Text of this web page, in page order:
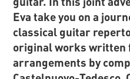
Eva take you on a
classical guitar
original works written
arrangements by